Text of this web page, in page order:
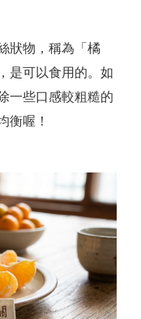
狀物，稱為「橘
是可以食用的。如
一些口感較粗糙的
衡喔！